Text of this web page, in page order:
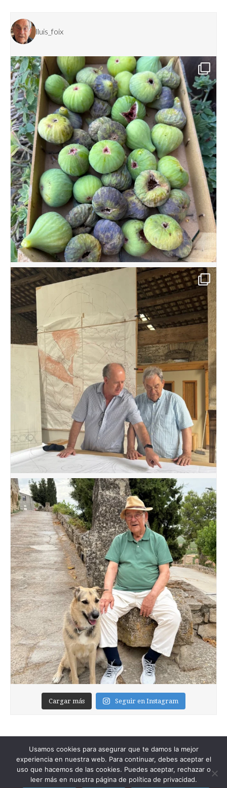
lluis_foix
Cargar más Seguir en Instagram
Copyright © 2026 Foixblog . All Rights Reserved.
Usamos cookies para asegurar que te damos la mejor
experiencia en nuestra web. Para continuar, debes aceptar el
uso que hacemos de las cookies. Puedes aceptar, rechazar o
leer más en nuestra página de política de privacidad.